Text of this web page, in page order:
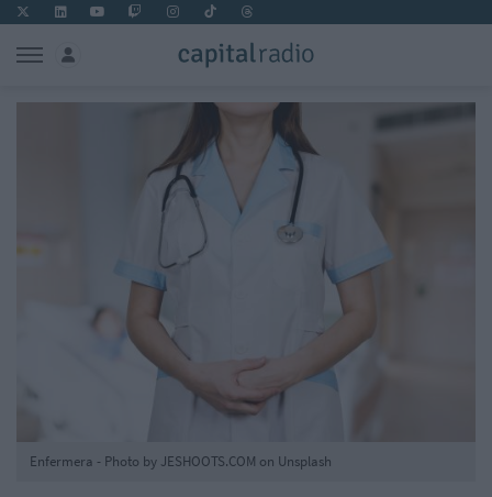
Enfermera - Photo by JESHOOTS.COM on Unsplash